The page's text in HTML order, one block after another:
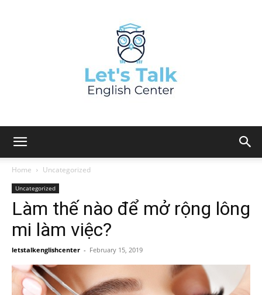
Home Uncategorized
Uncategorized
Làm thế nào để mở rộng lông
mi làm việc?
letstalkenglishcenter - February 15, 2019